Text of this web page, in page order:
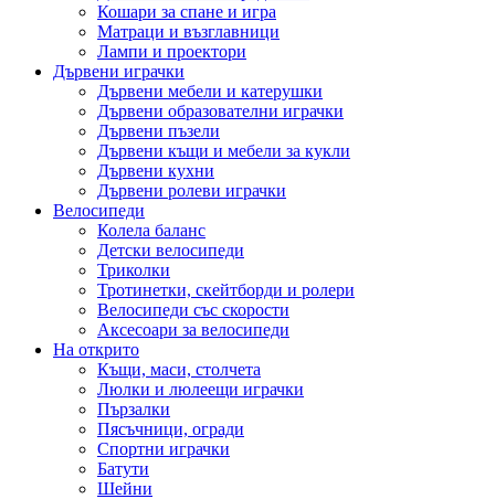
Кошари за спане и игра
Матраци и възглавници
Лампи и проектори
Дървени играчки
Дървени мебели и катерушки
Дървени образователни играчки
Дървени пъзели
Дървени къщи и мебели за кукли
Дървени кухни
Дървени ролеви играчки
Велосипеди
Колела баланс
Детски велосипеди
Триколки
Тротинетки, скейтборди и ролери
Велосипеди със скорости
Аксесоари за велосипеди
На открито
Къщи, маси, столчета
Люлки и люлеещи играчки
Пързалки
Пясъчници, огради
Спортни играчки
Батути
Шейни